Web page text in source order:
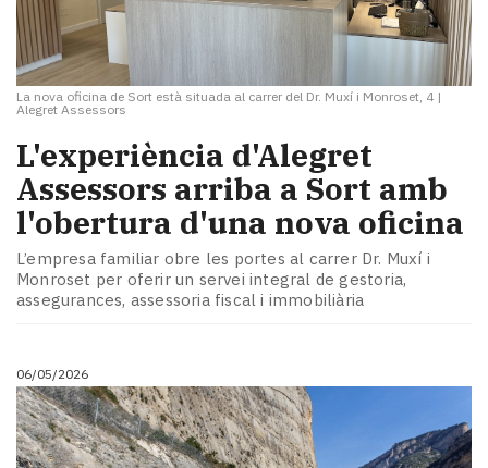
La nova oficina de Sort està situada al carrer del Dr. Muxí i Monroset, 4 |
Alegret Assessors
L'experiència d'Alegret
Assessors arriba a Sort amb
l'obertura d'una nova oficina
L’empresa familiar obre les portes al carrer Dr. Muxí i
Monroset per oferir un servei integral de gestoria,
assegurances, assessoria fiscal i immobiliària
06/05/2026